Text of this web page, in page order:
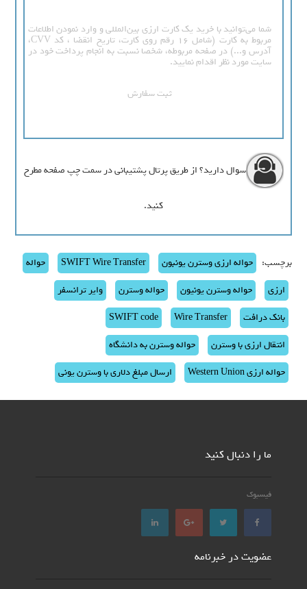
شما می‌توانید با خرید یک کارت ارزی بین‌المللی و وارد نمودن اطلاعات
مربوط به کارت (شامل 16 رقم روی کارت، تاریخ انقضا ، کد CVV،
آدرس و...) در صفحه مربوطه، شخصا نسبت به انجام پرداخت خود در
سایت مورد نظر اقدام نمایید.
ثبت سفارش
سوال دارید؟ از طریق پرتال پشتیبانی در سمت چپ صفحه مطرح
کنید.
برچسب: حواله ارزی وسترن یونبون SWIFT Wire Transfer
حواله
ارزی
حواله وسترن یونیون حواله وسترن
وایر ترانسفر
بانک درافت
Wire Transfer
SWIFT code
انتقال ارزی با وسترن
حواله وسترن به دانشگاه
حواله ارزی Western Union
ارسال مبلغ دلاری با وسترن یونی
ما را دنبال کنید
فیسبوک
عضویت در خبرنامه